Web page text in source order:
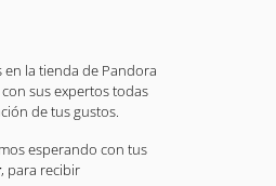
en la tienda de Pandora
sus expertos todas
de tus gustos.
esperando con tus
, para recibir